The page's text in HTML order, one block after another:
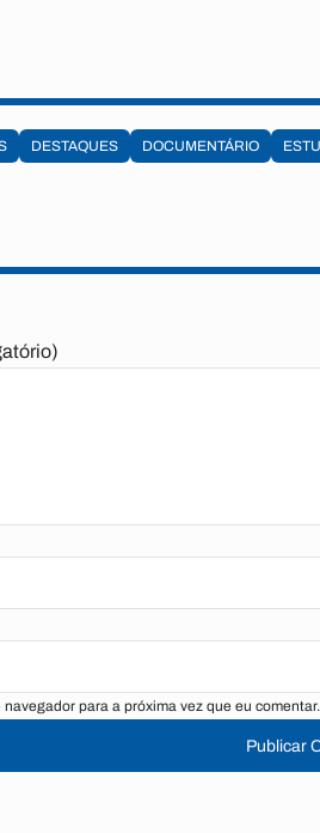
DESTAQUES DOCUMENTÁRIO
para a próxima vez que eu comentar.
Publicar